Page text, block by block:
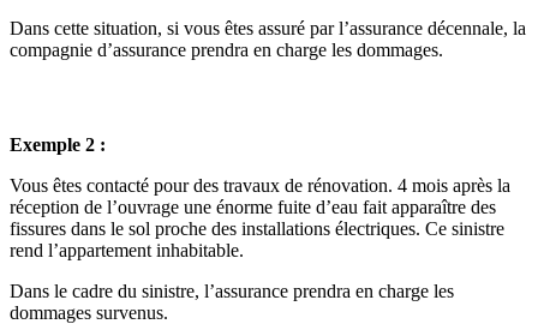
Dans cette situation, si vous êtes assuré par l’assurance décennale, la
compagnie d’assurance prendra en charge les dommages.
Exemple 2 :
Vous êtes contacté pour des travaux de rénovation. 4 mois après la
réception de l’ouvrage une énorme fuite d’eau fait apparaître des
fissures dans le sol proche des installations électriques. Ce sinistre
rend l’appartement inhabitable.
Dans le cadre du sinistre, l’assurance prendra en charge les
dommages survenus.